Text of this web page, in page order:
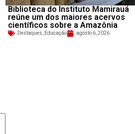
Biblioteca do Instituto Mamirauá
reúne um dos maiores acervos
científicos sobre a Amazônia
Destaques Educação agosto 6, 2026